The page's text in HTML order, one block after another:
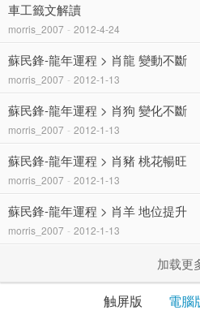
車工籤文解讀
morris_2007 - 2012-4-24
蘇民鋒-龍年運程 > 肖龍 變動不斷
morris_2007 - 2012-1-13
蘇民鋒-龍年運程 > 肖狗 變化不斷
morris_2007 - 2012-1-13
蘇民鋒-龍年運程 > 肖豬 桃花暢旺
morris_2007 - 2012-1-13
蘇民鋒-龍年運程 > 肖羊 地位提升
morris_2007 - 2012-1-13
加载更
触屏版 電腦